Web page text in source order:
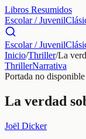
Libros Resumidos
Escolar / Juvenil
Escolar / Juvenil
Inicio/Thriller/La
ThrillerNarrativa
Portada no disponible
La verdad
Joël Dicker